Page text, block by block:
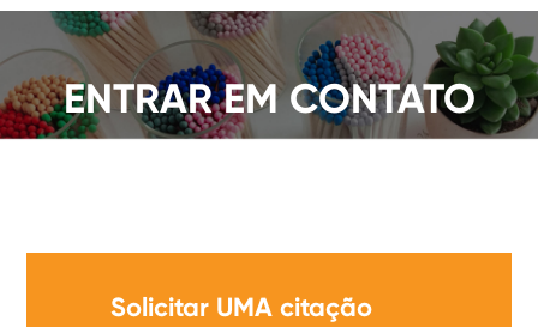
ENTRAR EM CONTATO
Solicitar UMA citação